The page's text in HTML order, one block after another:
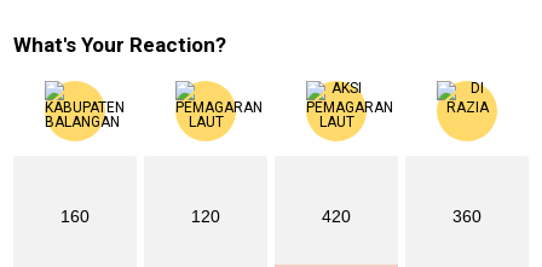
What's Your Reaction?
160 120 420 360